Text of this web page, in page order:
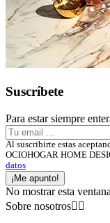
Suscríbete
Para estar siempre
Al suscribirte estas
OCIOHOGAR HOME
datos
¡Me apunto!
No mostrar esta
Sobre nosotros 